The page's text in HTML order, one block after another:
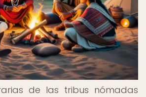
de las tribus nómadas